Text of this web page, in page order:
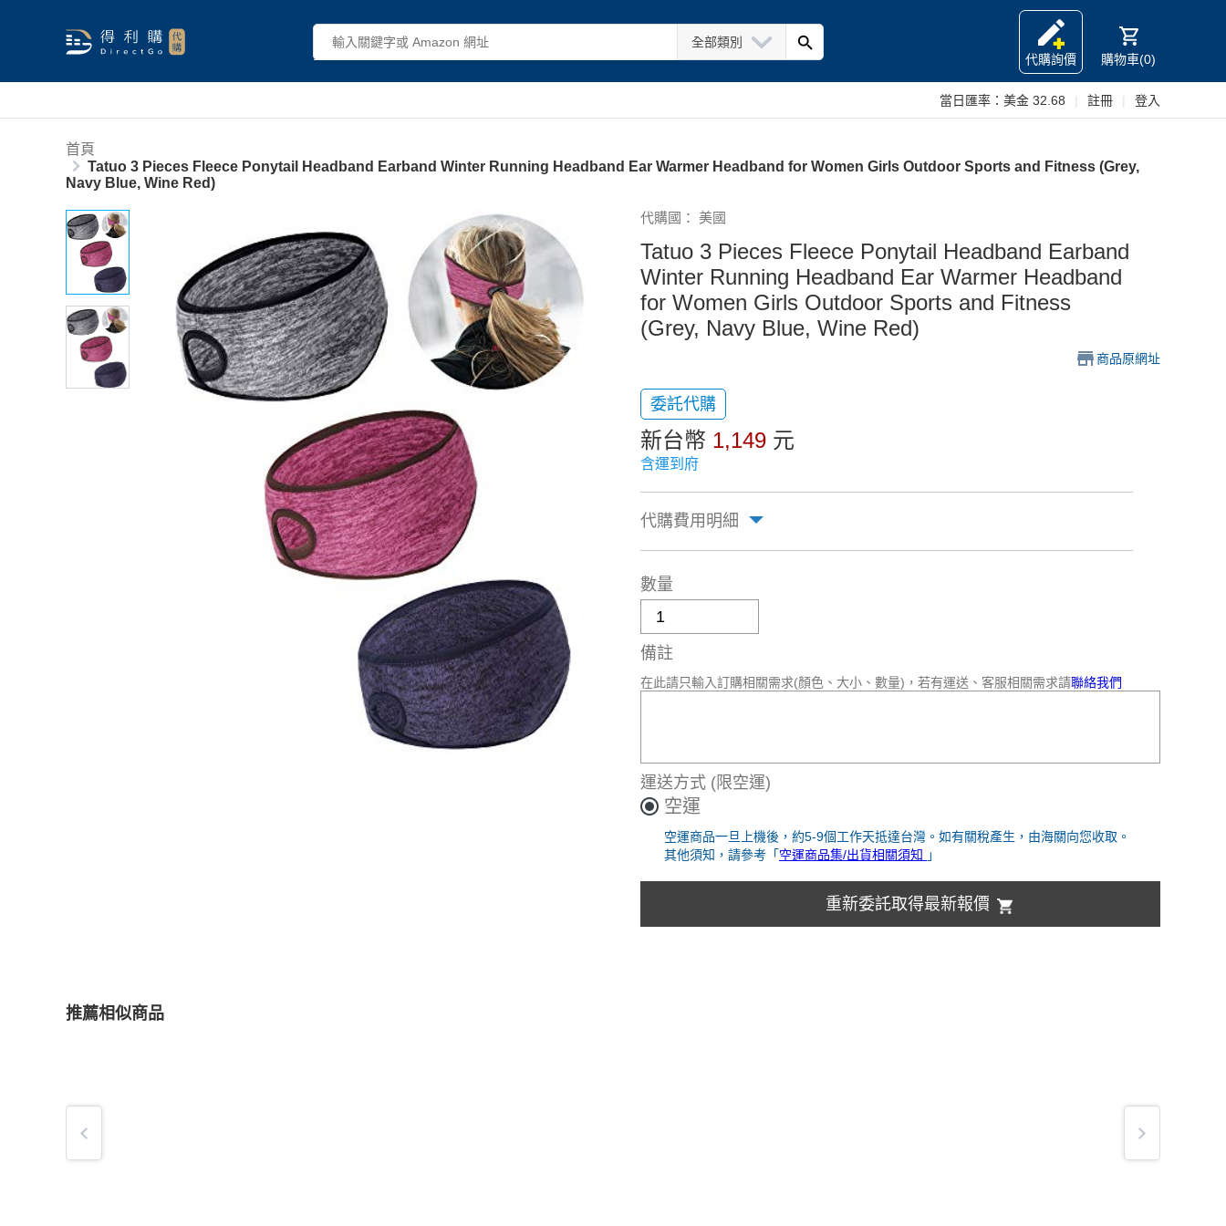
全部類別
代購詢價
購物車(0)
當日匯率： 美金 32.68 註冊 登入
首頁
Tatuo 3 Pieces Fleece Ponytail Headband Earband Winter Running Headband Ear Warmer Headband for Women Girls Outdoor Sports and Fitness (Grey,
Navy Blue, Wine Red)
代購國： 美國
Tatuo 3 Pieces Fleece Ponytail Headband Earband
Winter Running Headband Ear Warmer Headband
for Women Girls Outdoor Sports and Fitness
(Grey, Navy Blue, Wine Red)
商品原網址
委託代購
新台幣 1,149 元
含運到府
代購費用明細
數量
備註
在此請只輸入訂購相關需求(顏色、大小、數量)，若有運送、客服相關需求請聯絡我們
運送方式 (限空運)
空運
空運商品一旦上機後，約5-9個工作天抵達台灣。如有關稅產生，由海關向您收取。
其他須知，請參考「 空運商品集/出貨相關須知 」
重新委託取得最新報價
推薦相似商品